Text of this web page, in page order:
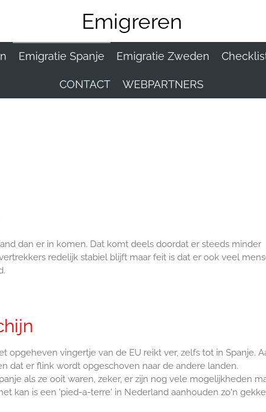
Emigreren
Emigratie Spanje Emigratie Zweden
CONTACT WEBPARTNERS
dan er in komen. Dat komt deels doordat er steeds minder
redelijk stabiel blijft maar feit is dat er ook veel
opgeheven vingertje van de EU reikt ver, zelfs tot in Spanje.
dat er flink wordt opgeschoven naar de andere landen.
als ze ooit waren, zeker, er zijn nog vele mogelijkheden
kan is een 'pied-a-terre' in Nederland aanhouden zo'n gekke